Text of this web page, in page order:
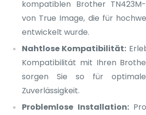
kompatiblen Brother
von True Image, die für
entwickelt wurde.
Nahtlose Kompatibilität:
Kompatibilität mit Ihren
sorgen Sie so für
Zuverlässigkeit.
Problemlose Installation: